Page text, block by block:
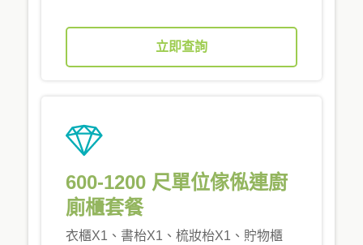
立即查詢
600-1200 尺單位傢俬連廚
廁櫃套餐
衣櫃X1、書枱X1、梳妝枱X1、貯物櫃